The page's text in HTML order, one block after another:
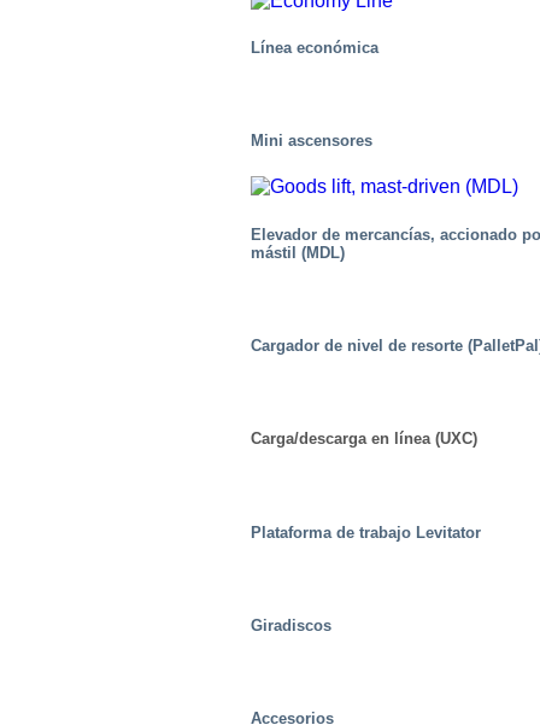
Línea económica
Mini ascensores
Elevador de mercancías, accionado
mástil (MDL)
Cargador de nivel de resorte
Carga/descarga en línea (UXC)
Plataforma de trabajo Levitator
Giradiscos
Accesorios